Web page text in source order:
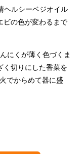
ヘルシーベジオイル
の色が変わるまで
にくが薄く色づくま
く切りにした香菜を
でからめて器に盛